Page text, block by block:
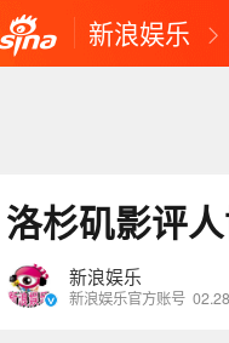
新浪娱乐
洛杉矶影评
新浪娱乐
新浪娱乐官方账号 02.28